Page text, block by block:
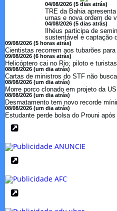
04/08/2026 (5 dias atrás)
TRE da Bahia
urnas e nova ordem de
04/08/2026 (5 dias atrás)
Ilhéus participa de
sustentável e captação
09/08/2026 (5 horas atrás)
Cientistas recorrem aos tubarões para
09/08/2026 (6 horas atrás)
Helicóptero cai no Rio; piloto e turistas
08/08/2026 (um dia atrás)
Cartas de ministros do STF não
08/08/2026 (um dia atrás)
Morre porco clonado em projeto da
08/08/2026 (um dia atrás)
Desmatamento tem novo recorde
08/08/2026 (um dia atrás)
Estudante perde bolsa do Prouni